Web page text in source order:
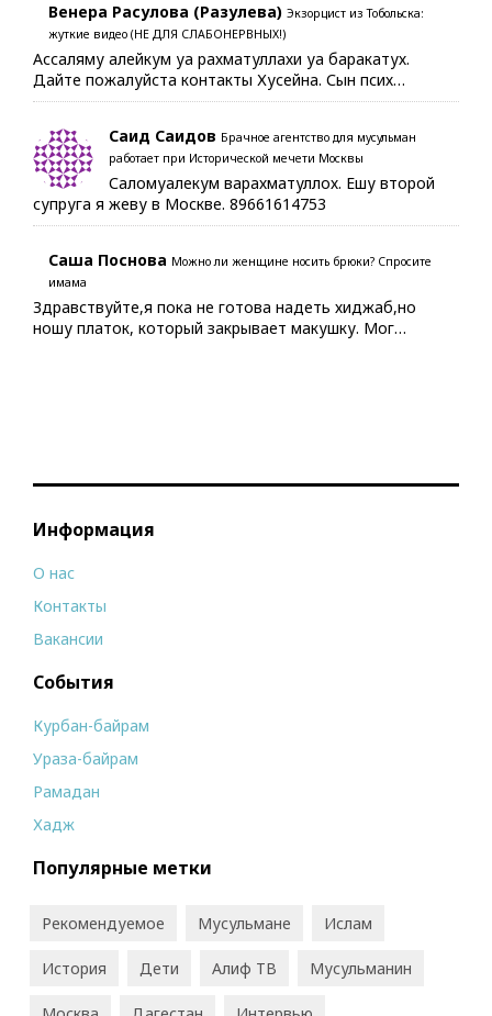
Венера Расулова (Разулева) Экзорцист из Тобольска:
жуткие видео (НЕ ДЛЯ СЛАБОНЕРВНЫХ!)
Ассаляму алейкум уа рахматуллахи уа баракатух.
Дайте пожалуйста контакты Хусейна. Сын псих…
Саид Саидов Брачное агентство для мусульман
работает при Исторической мечети Москвы
Саломуалекум варахматуллох. Ешу второй
супруга я жеву в Москве. 89661614753
Саша Поснова Можно ли женщине носить брюки? Спросите
имама
Здравствуйте,я пока не готова надеть хиджаб,но
ношу платок, который закрывает макушку. Мог…
Информация
О нас
Контакты
Вакансии
События
Курбан-байрам
Ураза-байрам
Рамадан
Хадж
Популярные метки
Рекомендуемое Мусульмане Ислам
История Дети Алиф ТВ Мусульманин